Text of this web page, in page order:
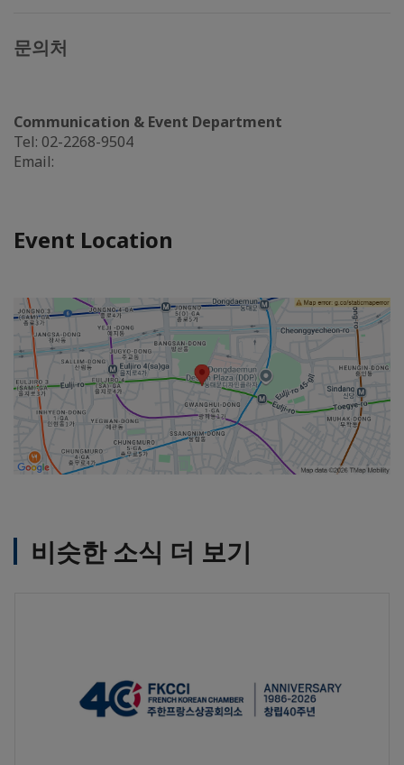
문의처
Communication & Event Department
Tel: 02-2268-9504
Email:
Event Location
비슷한 소식 더 보기